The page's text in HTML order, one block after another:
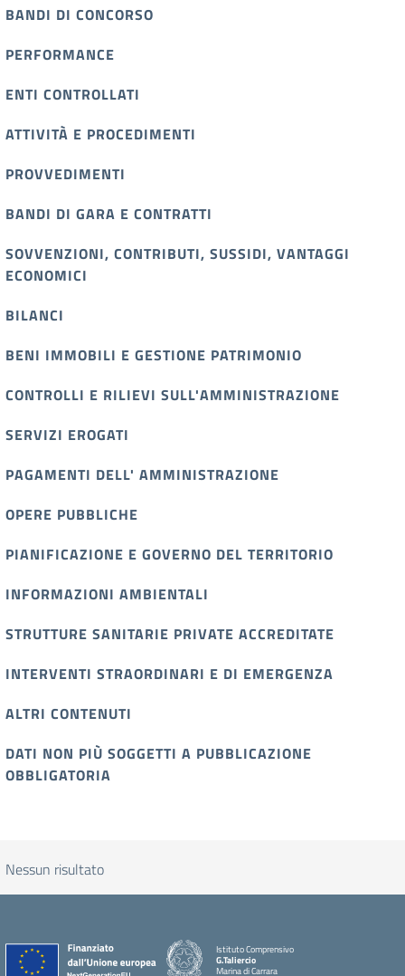
BANDI DI CONCORSO
PERFORMANCE
ENTI CONTROLLATI
ATTIVITÀ E PROCEDIMENTI
PROVVEDIMENTI
BANDI DI GARA E CONTRATTI
SOVVENZIONI, CONTRIBUTI, SUSSIDI, VANTAGGI
ECONOMICI
BILANCI
BENI IMMOBILI E GESTIONE PATRIMONIO
CONTROLLI E RILIEVI SULL'AMMINISTRAZIONE
SERVIZI EROGATI
PAGAMENTI DELL' AMMINISTRAZIONE
OPERE PUBBLICHE
PIANIFICAZIONE E GOVERNO DEL TERRITORIO
INFORMAZIONI AMBIENTALI
STRUTTURE SANITARIE PRIVATE ACCREDITATE
INTERVENTI STRAORDINARI E DI EMERGENZA
ALTRI CONTENUTI
DATI NON PIÙ SOGGETTI A PUBBLICAZIONE
OBBLIGATORIA
Nessun risultato
Istituto Comprensivo
G.Taliercio
Marina di Carrara